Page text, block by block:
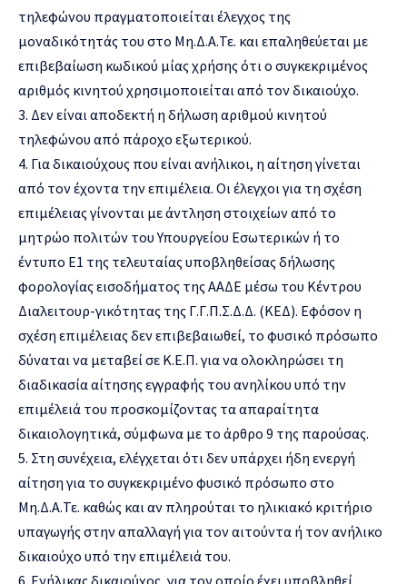
τηλεφώνου πραγματοποιείται έλεγχος της
μοναδικότητάς του στο Μη.Δ.Α.Τε. και επαληθεύεται με
επιβεβαίωση κωδικού μίας χρήσης ότι ο συγκεκριμένος
αριθμός κινητού χρησιμοποιείται από τον δικαιούχο.
3. Δεν είναι αποδεκτή η δήλωση αριθμού κινητού
τηλεφώνου από πάροχο εξωτερικού.
4. Για δικαιούχους που είναι ανήλικοι, η αίτηση γίνεται
από τον έχοντα την επιμέλεια. Οι έλεγχοι για τη σχέση
επιμέλειας γίνονται με άντληση στοιχείων από το
μητρώο πολιτών του Υπουργείου Εσωτερικών ή το
έντυπο Ε1 της τελευταίας υποβληθείσας δήλωσης
φορολογίας εισοδήματος της ΑΑΔΕ μέσω του Κέντρου
Διαλειτουρ-γικότητας της Γ.Γ.Π.Σ.Δ.Δ. (ΚΕΔ). Εφόσον η
σχέση επιμέλειας δεν επιβεβαιωθεί, το φυσικό πρόσωπο
δύναται να μεταβεί σε Κ.Ε.Π. για να ολοκληρώσει τη
διαδικασία αίτησης εγγραφής του ανηλίκου υπό την
επιμέλειά του προσκομίζοντας τα απαραίτητα
δικαιολογητικά, σύμφωνα με το άρθρο 9 της παρούσας.
5. Στη συνέχεια, ελέγχεται ότι δεν υπάρχει ήδη ενεργή
αίτηση για το συγκεκριμένο φυσικό πρόσωπο στο
Μη.Δ.Α.Τε. καθώς και αν πληρούται το ηλικιακό κριτήριο
υπαγωγής στην απαλλαγή για τον αιτούντα ή τον ανήλικο
δικαιούχο υπό την επιμέλειά του.
6. Ενήλικας δικαιούχος, για τον οποίο έχει υποβληθεί